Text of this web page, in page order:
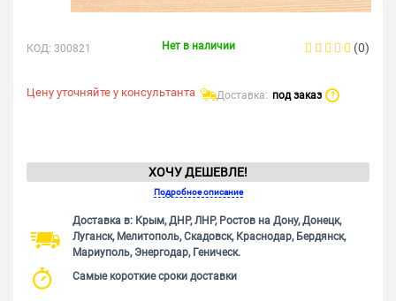
КОД: 300821 Нет в наличии (0)
Цену уточняйте у консультанта Доставка: под заказ ?
ХОЧУ ДЕШЕВЛЕ!
Подробное описание
Доставка в: Крым, ДНР, ЛНР, Ростов на Дону, Донецк,
Луганск, Мелитополь, Скадовск, Краснодар, Бердянск,
Мариуполь, Энергодар, Геническ.
Самые короткие сроки доставки